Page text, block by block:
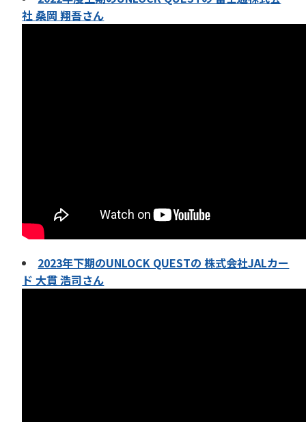
社 桑岡 翔吾さん
2023年下期のUNLOCK QUESTの 株式会社JALカー
ド 大貫 浩司さん